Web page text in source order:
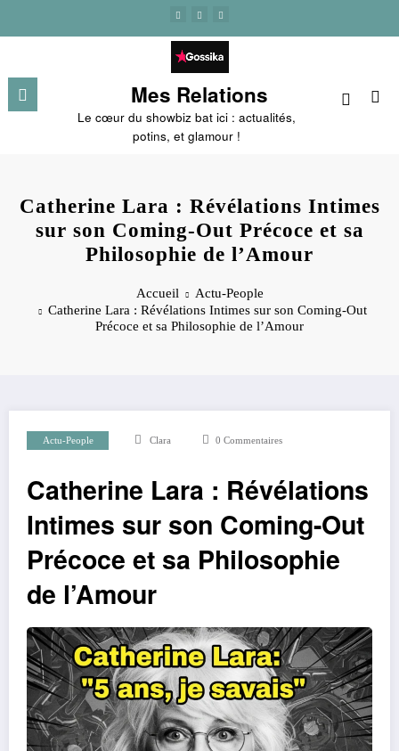
contenu
Mes Relations
Le cœur du showbiz bat ici : actualités,
potins, et glamour !
Catherine Lara : Révélations Intimes
sur son Coming-Out Précoce et sa
Philosophie de l’Amour
Accueil
Actu-People
Catherine Lara : Révélations Intimes sur son Coming-Out
Précoce et sa Philosophie de l’Amour
Actu-People Clara 0 Commentaires
Catherine Lara : Révélations
Intimes sur son Coming-Out
Précoce et sa Philosophie
de l’Amour